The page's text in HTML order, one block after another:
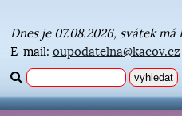
Dnes je 07.08.2026, svátek má
E-mail: oupodatelna@kacov.cz